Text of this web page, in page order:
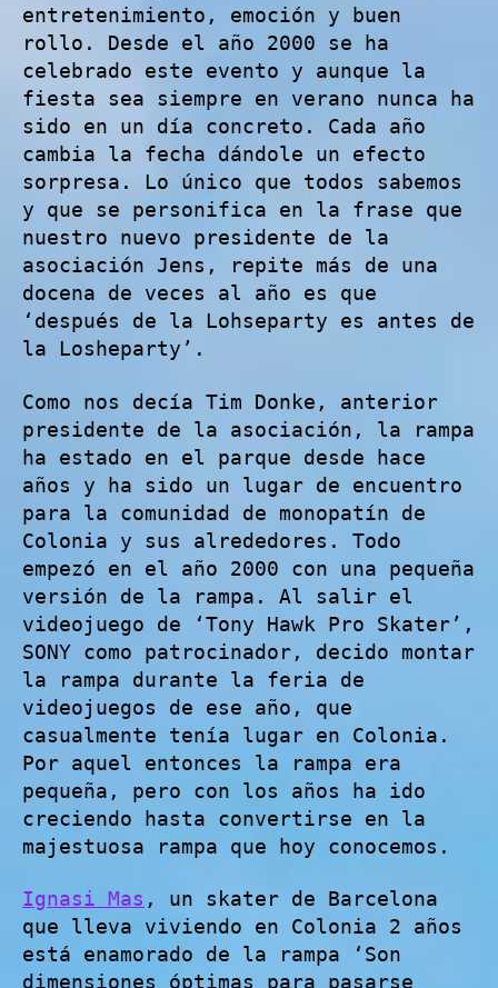
entretenimiento, emoción y buen
rollo. Desde el año 2000 se ha
celebrado este evento y aunque la
fiesta sea siempre en verano nunca ha
sido en un día concreto. Cada año
cambia la fecha dándole un efecto
sorpresa. Lo único que todos sabemos
y que se personifica en la frase que
nuestro nuevo presidente de la
asociación Jens, repite más de una
docena de veces al año es que
‘después de la Lohseparty es antes de
la Losheparty’.
Como nos decía Tim Donke, anterior
presidente de la asociación, la rampa
ha estado en el parque desde hace
años y ha sido un lugar de encuentro
para la comunidad de monopatín de
Colonia y sus alrededores. Todo
empezó en el año 2000 con una pequeña
versión de la rampa. Al salir el
videojuego de ‘Tony Hawk Pro Skater’,
SONY como patrocinador, decido montar
la rampa durante la feria de
videojuegos de ese año, que
casualmente tenía lugar en Colonia.
Por aquel entonces la rampa era
pequeña, pero con los años ha ido
creciendo hasta convertirse en la
majestuosa rampa que hoy conocemos.
Ignasi Mas , un skater de Barcelona
que lleva viviendo en Colonia 2 años
está enamorado de la rampa ‘Son
dimensiones óptimas para pasarse